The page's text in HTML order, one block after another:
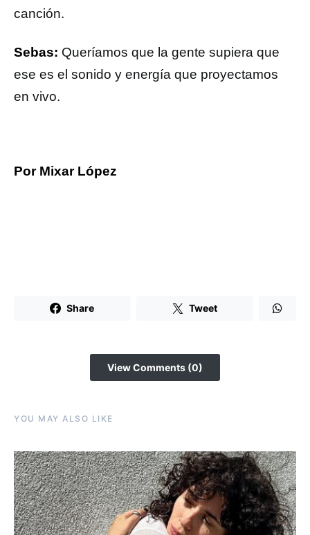
canción.
Sebas: Queríamos que la gente supiera que
ese es el sonido y energía que proyectamos
en vivo.
Por Mixar López
Share Tweet
View Comments (0)
YOU MAY ALSO LIKE